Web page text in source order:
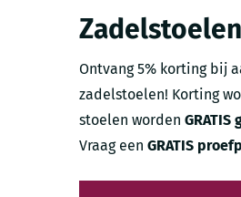
Ontvang 5% korting bij
zadelstoelen! Korting
stoelen worden GRATIS
Vraag een GRATIS